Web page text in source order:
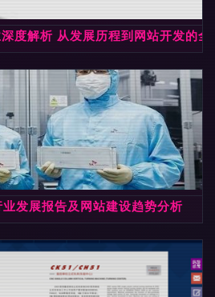
度解析 从发展历程到网站开发的全
发展报告及网站建设趋势分析